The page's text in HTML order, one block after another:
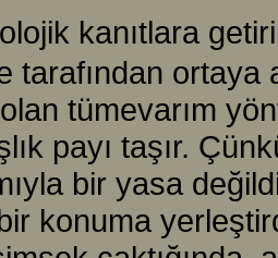
kanıtlara
tarafından
tümevarım
payı taşır.
bir yasa
konuma